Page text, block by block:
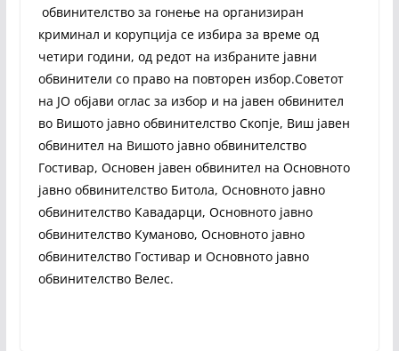
обвинителство за гонење на организиран
криминал и корупција се избира за време од
четири години, од редот на избраните јавни
обвинители со право на повторен избор.Советот
на ЈО објави оглас за избор и на јавен обвинител
во Вишото јавно обвинителство Скопје, Виш јавен
обвинител на Вишото јавно обвинителство
Гостивар, Основен јавен обвинител на Основното
јавно обвинителство Битола, Основното јавно
обвинителство Кавадарци, Основното јавно
обвинителство Куманово, Основното јавно
обвинителство Гостивар и Основното јавно
обвинителство Велес.